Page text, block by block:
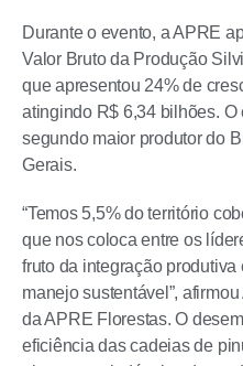
Durante o evento, a APRE
Valor Bruto da Produção
que apresentou 24% de
atingindo R$ 6,34 bilhões.
segundo maior produtor do
Gerais.
“Temos 5,5% do território
que nos coloca entre os
fruto da integração
manejo sustentável”,
da APRE Florestas. O
eficiência das cadeias de